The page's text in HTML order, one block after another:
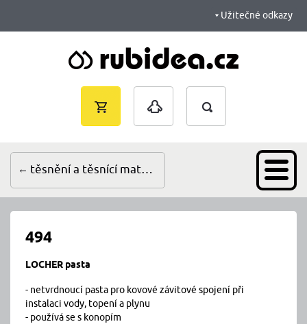
košík je
Vyhledávání
494
LOCHER pasta
- netvrdnoucí pasta pro kovové závitové spojení při
instalaci vody, topení a plynu
- používá se s konopím
těsnění a těsnící materiály
Užitečné odkazy